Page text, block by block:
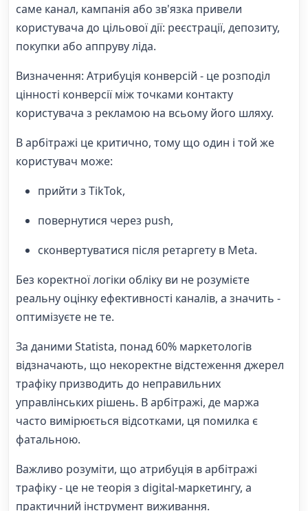
саме канал, кампанія або зв'язка привели
користувача до цільової дії: реєстрації, депозиту,
покупки або аппруву ліда.
Визначення: Атрибуція конверсій - це розподіл
цінності конверсії між точками контакту
користувача з рекламою на всьому його шляху.
В арбітражі це критично, тому що один і той же
користувач може:
прийти з TikTok,
повернутися через push,
сконвертуватися після ретаргету в Meta.
Без коректної логіки обліку ви не розумієте
реальну оцінку ефективності каналів, а значить -
оптимізуєте не те.
За даними Statista, понад 60% маркетологів
відзначають, що некоректне відстеження джерел
трафіку призводить до неправильних
управлінських рішень. В арбітражі, де маржа
часто вимірюється відсотками, ця помилка є
фатальною.
Важливо розуміти, що атрибуція в арбітражі
трафіку - це не теорія з digital-маркетингу, а
практичний інструмент виживання.